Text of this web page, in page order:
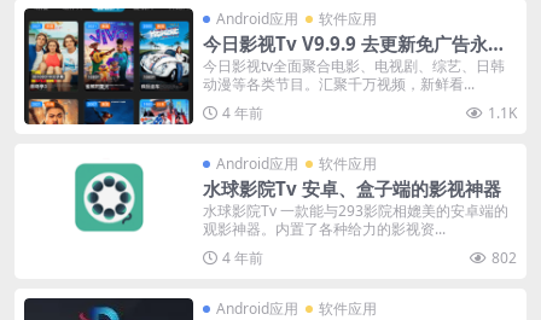
Android应用 软件应用
今日影视Tv V9.9.9 去更新免广告永久
版
今日影视tv全面聚合电影、电视剧、综艺、日韩
动漫等各类节目。汇聚千万视频，新鲜看...
4 年前
1.1K
Android应用 软件应用
水球影院Tv 安卓、盒子端的影视神器
水球影院Tv 一款能与293影院相媲美的安卓端的
观影神器。内置了各种给力的影视资...
4 年前
802
Android应用 软件应用